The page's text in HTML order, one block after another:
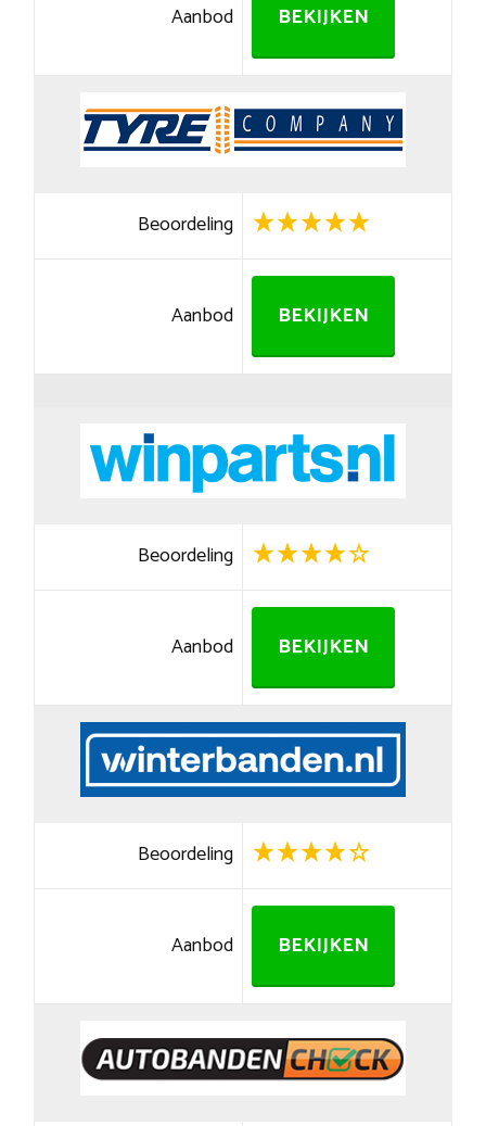
Aanbod BEKIJKEN
Beoordeling
Aanbod BEKIJKEN
Beoordeling
Aanbod BEKIJKEN
Beoordeling
Aanbod BEKIJKEN